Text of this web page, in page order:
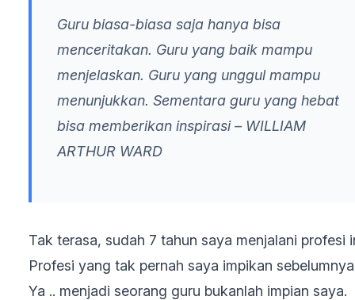
Guru biasa-biasa saja hanya bisa
menceritakan. Guru yang baik mampu
menjelaskan. Guru yang unggul mampu
menunjukkan. Sementara guru yang hebat
bisa memberikan inspirasi– WILLIAM
ARTHUR WARD
Tak terasa, sudah 7 tahun saya menjalani profesi
Profesi yang tak pernah saya impikan
Ya .. menjadi seorang guru bukanlah impian saya.